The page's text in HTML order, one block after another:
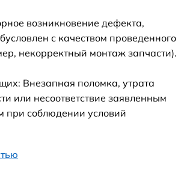
возникновение дефекта,
с качеством проведенного
некорректный монтаж запчасти).
Внезапная поломка, утрата
или несоответствие заявленным
при соблюдении условий